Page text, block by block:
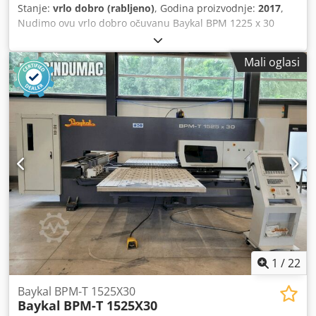
Stanje: vrlo dobro (rabljeno), Godina proizvodnje: 2017,
Nudimo ovu vrlo dobro očuvanu Baykal BPM 1225 x 30
hidrauličnu prešu za savijanje limova, godina proizvodnje
2017. Proizvođač: Baykal Model: BPM 1225 x 30 Dkedpfxey
Swfhj Alisr Godina proizvodnje: 2017 Stanje: vrlo dobro
Kategorija ID: 1464 Tip ID: 1717 Vrsta stroja: hidraulična
preša za savijanje limova Ako imate pitanja ili trebate
dodatne informacije, slobodno nam pošaljite poruku ili nas
nazovite.
Mali oglasi
1 /22
Baykal BPM-T 1525X30
Baykal BPM-T 1525X30